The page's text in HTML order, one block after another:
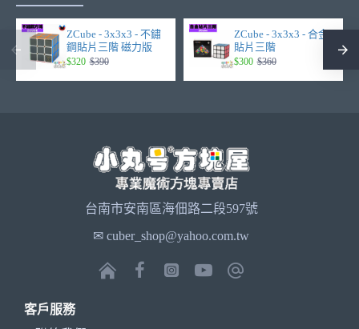
ZCube - 3x3x3 - 不鏽
鋼貼片三階 磁力版
$320 $390
ZCube - 3x3x3 - 合金
貼片三階
$300 $360
台南市安南區海佃路二段597號
✉ cuber_shop@yahoo.com.tw
客戶服務